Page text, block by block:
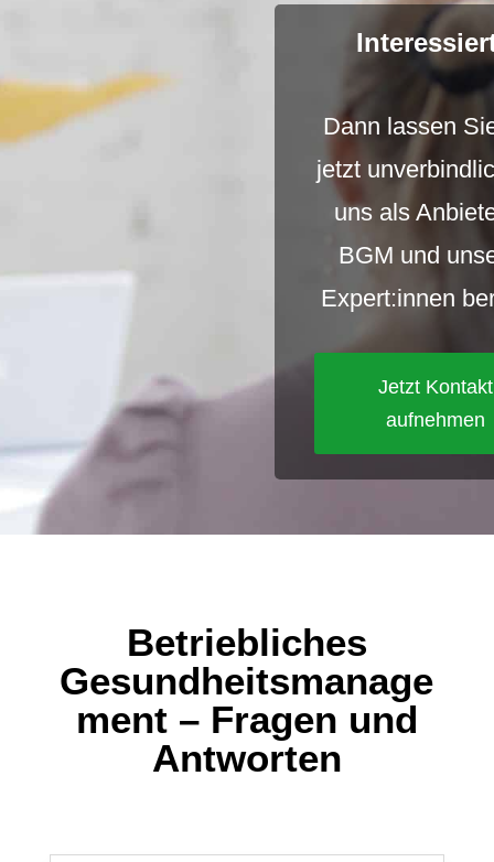
Dann lassen
jetzt
uns als
BGM und
Expert:innen
Jetzt Kontakt
aufnehmen
Betriebliches
Gesundheitsmanage
ment – Fragen und
Antworten